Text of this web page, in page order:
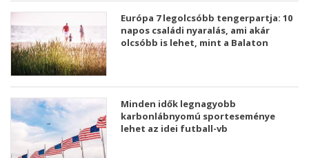
Európa 7 legolcsóbb tengerpartja: 10
napos családi nyaralás, ami akár
olcsóbb is lehet, mint a Balaton
Minden idők legnagyobb
karbonlábnyomú sporteseménye
lehet az idei futball-vb